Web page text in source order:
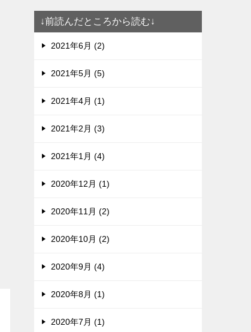
↓前読んだところから読む↓
2021年6月 (2)
2021年5月 (5)
2021年4月 (1)
2021年2月 (3)
2021年1月 (4)
2020年12月 (1)
2020年11月 (2)
2020年10月 (2)
2020年9月 (4)
2020年8月 (1)
2020年7月 (1)